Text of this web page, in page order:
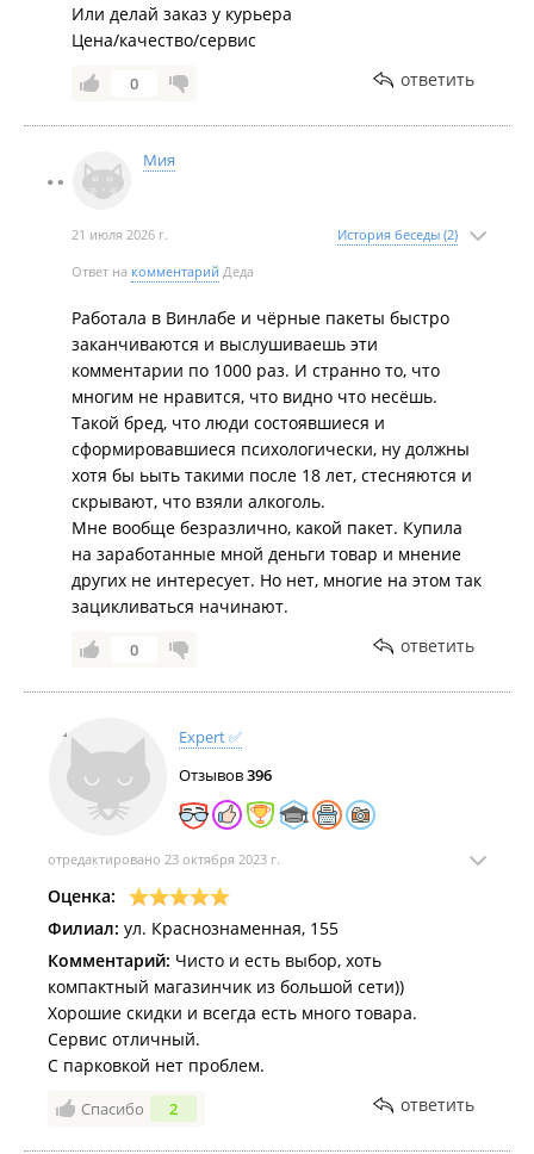
Или делай заказ у курьера
Цена/качество/сервис
0 ответить
Мия
21 июля 2026 г. История беседы (2)
Ответ на комментарий Деда
Работала в Винлабе и чёрные пакеты быстро
заканчиваются и выслушиваешь эти
комментарии по 1000 раз. И странно то, что
многим не нравится, что видно что несёшь.
Такой бред, что люди состоявшиеся и
сформировавшиеся психологически, ну должны
хотя бы ьыть такими после 18 лет, стесняются и
скрывают, что взяли алкоголь.
Мне вообще безразлично, какой пакет. Купила
на заработанные мной деньги товар и мнение
других не интересует. Но нет, многие на этом так
зацикливаться начинают.
0 ответить
Expert ✅
Отзывов396
отредактировано 23 октября 2023 г.
Оценка:
Филиал: ул. Краснознаменная, 155
Комментарий: Чисто и есть выбор, хоть
компактный магазинчик из большой сети))
Хорошие скидки и всегда есть много товара.
Сервис отличный.
С парковкой нет проблем.
Спасибо 2 ответить